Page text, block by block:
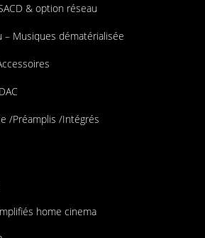
& option réseau
– Musiques dématérialisée
/Préamplis /Intégrés
home cinema